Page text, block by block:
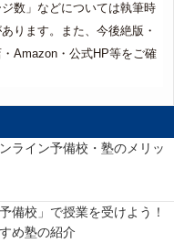
数」などについては執筆時
ります。また、今後絶版・
Amazon・公式HP等をご確
ライン予備校・塾のメリッ
備校」で授業を受けよう！
め塾の紹介